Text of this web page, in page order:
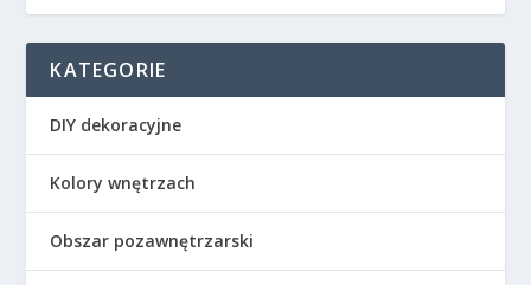
KATEGORIE
DIY dekoracyjne
Kolory wnętrzach
Obszar pozawnętrzarski